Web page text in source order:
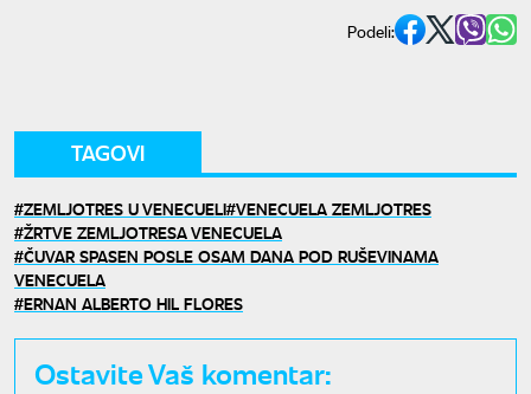
Podeli:
TAGOVI
ZEMLJOTRES U VENECUELI VENECUELA ZEMLJOTRES
ŽRTVE ZEMLJOTRESA VENECUELA
ČUVAR SPASEN POSLE OSAM DANA POD RUŠEVINAMA
VENECUELA
ERNAN ALBERTO HIL FLORES
Ostavite Vaš komentar: